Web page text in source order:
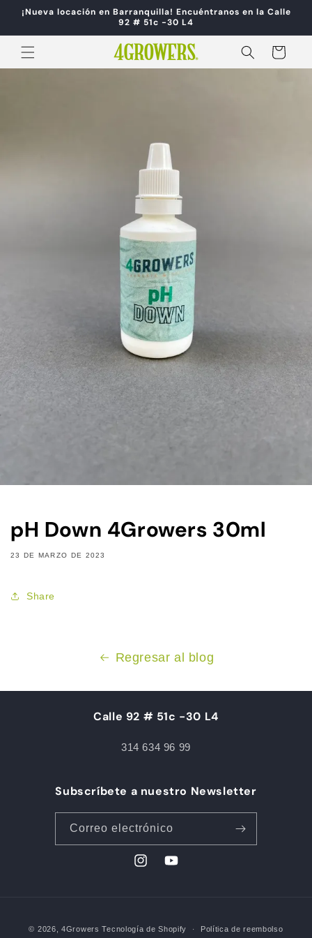
directamente
¡Nueva locación en Barranquilla! Encuéntranos en la Calle
92 # 51c -30 L4
Carrito
pH Down 4Growers 30ml
23 DE MARZO DE 2023
Share
Regresar al blog
Calle 92 # 51c -30 L4
314 634 96 99
Subscríbete a nuestro Newsletter
Correo electrónico
InstagramYouTube
© 2026,4Growers Tecnología de Shopify Política de reembolso